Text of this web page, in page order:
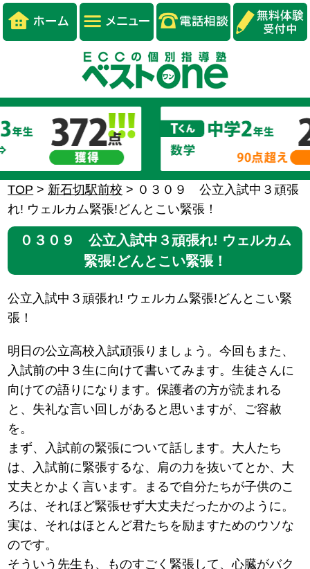
TOP > 新石切駅前校 > ０３０９ 公立入試中３頑張
れ! ウェルカム緊張!どんとこい緊張！
０３０９ 公立入試中３頑張れ! ウェルカム
緊張!どんとこい緊張！
公立入試中３頑張れ! ウェルカム緊張!どんとこい緊
張！
明日の公立高校入試頑張りましょう。今回もまた、
入試前の中３生に向けて書いてみます。生徒さんに
向けての語りになります。保護者の方が読まれる
と、失礼な言い回しがあると思いますが、ご容赦
を。
まず、入試前の緊張について話します。大人たち
は、入試前に緊張するな、肩の力を抜いてとか、大
丈夫とかよく言います。まるで自分たちが子供のこ
ろは、それほど緊張せず大丈夫だったかのように。
実は、それはほとんど君たちを励ますためのウソな
のです。
そういう先生も、ものすごく緊張して、心臓がバク